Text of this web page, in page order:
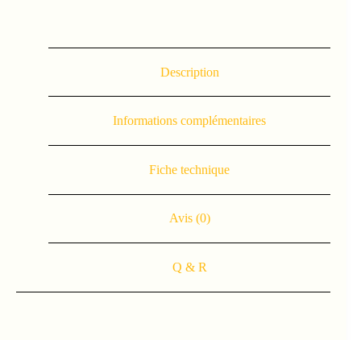
Description
Informations complémentaires
Fiche technique
Avis (0)
Q & R